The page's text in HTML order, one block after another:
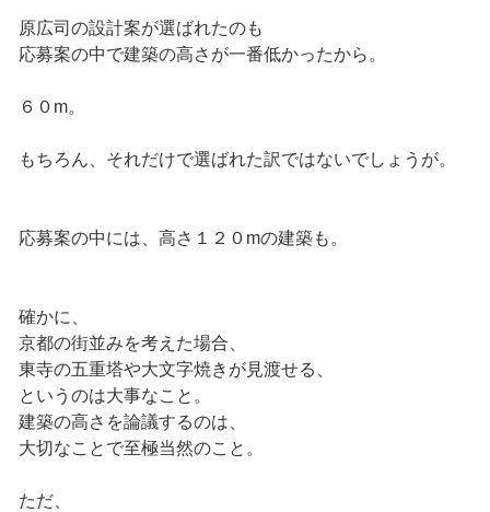
原広司の設計案が選ばれたのも
応募案の中で建築の高さが一番低かったから。
６０m。
もちろん、それだけで選ばれた訳ではないでしょうが。
応募案の中には、高さ１２０mの建築も。
確かに、
京都の街並みを考えた場合、
東寺の五重塔や大文字焼きが見渡せる、
というのは大事なこと。
建築の高さを論議するのは、
大切なことで至極当然のこと。
ただ、